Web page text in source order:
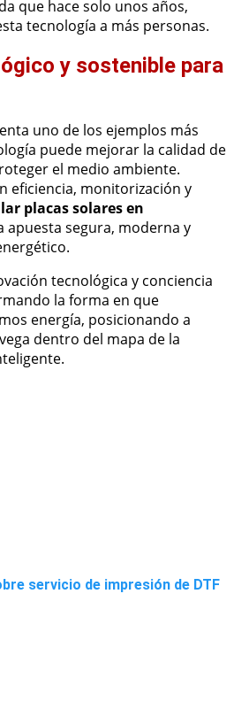
que hace solo unos años,
tecnología a más personas.
y sostenible para
uno de los ejemplos más
puede mejorar la calidad de
el medio ambiente.
eficiencia, monitorización y
placas solares en
apuesta segura, moderna y
tecnológica y conciencia
la forma en que
energía, posicionando a
dentro del mapa de la
servicio de impresión de DTF